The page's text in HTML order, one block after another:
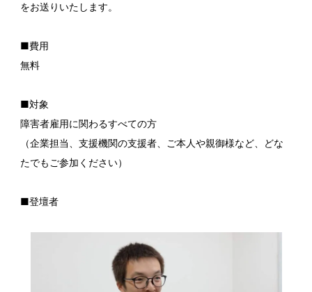
をお送りいたします。
■費用
無料
■対象
障害者雇用に関わるすべての方
（企業担当、支援機関の支援者、ご本人や親御様など、どな
たでもご参加ください）
■登壇者